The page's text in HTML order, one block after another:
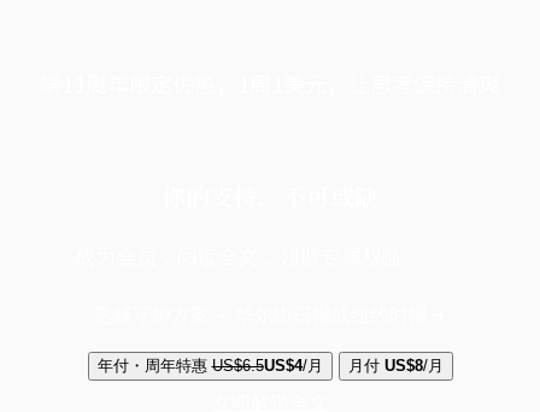
年付・周年特惠 US$6.5US$4/月 月付 US$8/月